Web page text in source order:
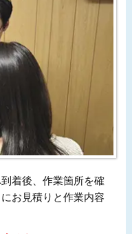
着後、作業箇所を確
お見積りと作業内容